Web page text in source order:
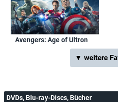
Avengers: Age of Ultron
▼ weitere
DVDs, Blu-ray-Discs, Bücher